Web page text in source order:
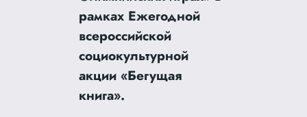
рамках Ежегодной
всероссийской
социокультурной
акции «Бегущая
книга».